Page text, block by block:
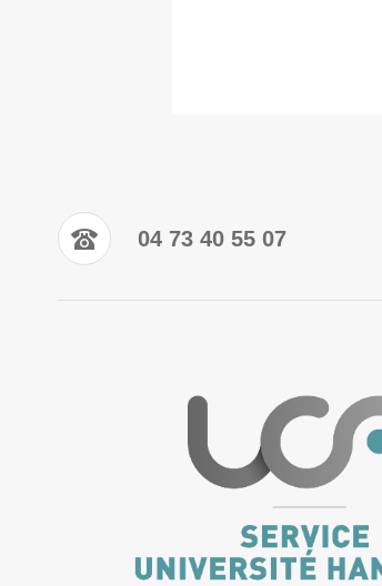
04 73 40 55 07